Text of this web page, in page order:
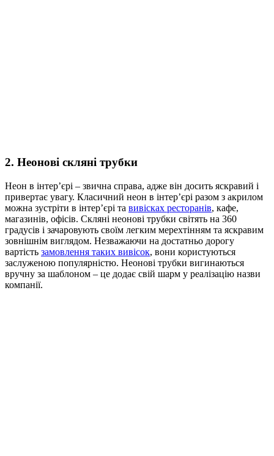
2. Неонові скляні трубки
Неон в інтер’єрі – звична справа, адже він досить яскравий і
привертає увагу. Класичний неон в інтер’єрі разом з акрилом
можна зустріти в інтер’єрі та вивісках ресторанів, кафе,
магазинів, офісів. Скляні неонові трубки світять на 360
градусів і зачаровують своїм легким мерехтінням та яскравим
зовнішнім виглядом. Незважаючи на достатньо дорогу
вартість замовлення таких вивісок, вони користуються
заслуженою популярністю. Неонові трубки вигинаються
вручну за шаблоном – це додає свій шарм у реалізацію назви
компанії.